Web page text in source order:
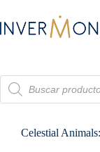
contenido
Búsqueda
de
productos
Celestial